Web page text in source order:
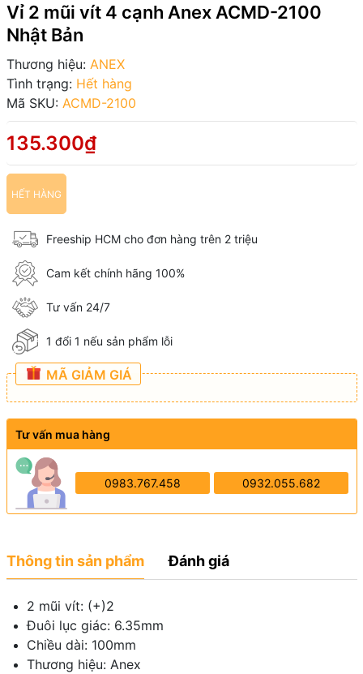
Vỉ 2 mũi vít 4 cạnh Anex ACMD-2100
Nhật Bản
Thương hiệu: ANEX
Tình trạng: Hết hàng
Mã SKU: ACMD-2100
135.300₫
HẾT HÀNG
Freeship HCM cho đơn hàng trên 2 triệu
Cam kết chính hãng 100%
Tư vấn 24/7
1 đổi 1 nếu sản phẩm lỗi
MÃ GIẢM GIÁ
Tư vấn mua hàng
0983.767.458 0932.055.682
Thông tin sản phẩm Đánh giá
2 mũi vít: (+)2
Đuôi lục giác: 6.35mm
Chiều dài: 100mm
Thương hiệu: Anex